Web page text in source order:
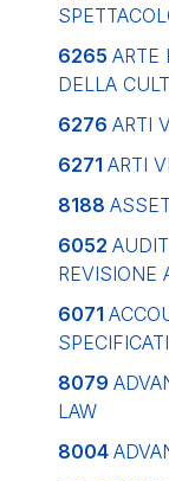
6265 ARTE
DELLA
6276 ARTI
6271 ARTI
8188
6052
REVISIONE
6071
8079
LAW
8004